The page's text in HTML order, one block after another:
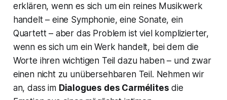
erklären, wenn es sich um ein reines Musikwerk
handelt – eine Symphonie, eine Sonate, ein
Quartett – aber das Problem ist viel komplizierter,
wenn es sich um ein Werk handelt, bei dem die
Worte ihren wichtigen Teil dazu haben – und zwar
einen nicht zu unübersehbaren Teil. Nehmen wir
an, dass im Dialogues des Carmélites die